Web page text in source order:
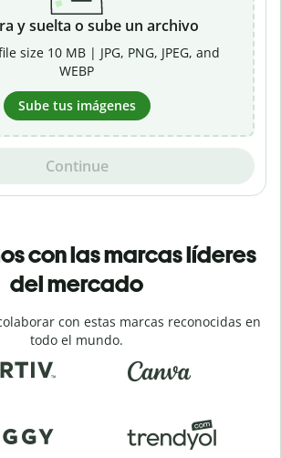
y suelta o sube un archivo
size 10 MB | JPG, PNG, JPEG, and
WEBP
Sube tus imágenes
Continue
con las marcas líderes
del mercado
con estas marcas reconocidas en
todo el mundo.